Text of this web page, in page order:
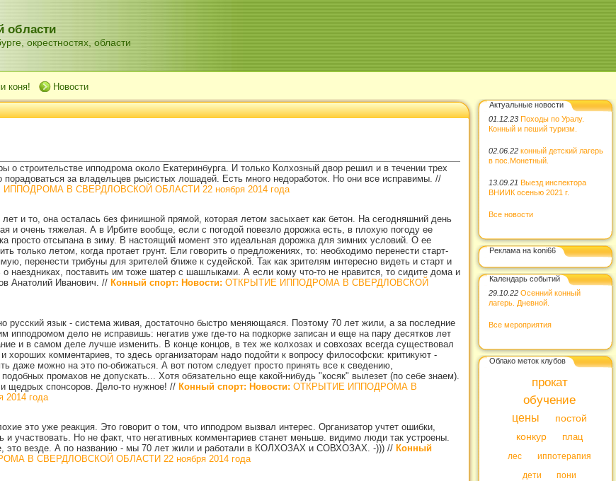
области
окрестностях, области
коня! Новости
о строительстве ипподрома около Екатеринбурга. И только Колхозный двор решил и в течении трех
за владельцев рысистых лошадей. Есть много недоработок. Но они все исправимы. //
В СВЕРДЛОВСКОЙ ОБЛАСТИ 22 ноября 2014 года
и то, она осталась без финишной прямой, которая летом засыхает как бетон. На сегодняшний день
и очень тяжелая. А в Ирбите вообще, если с погодой повезло дорожка есть, в плохую погоду ее
просто отсыпана в зиму. В настоящий момент это идеальная дорожка для зимних условий. О ее
только летом, когда протает грунт. Ели говорить о предложениях, то: необходимо перенести старт-
перенести трибуны для зрителей ближе к судейской. Так как зрителям интересно видеть и старт и
наездниках, поставить им тоже шатер с шашлыками. А если кому что-то не нравится, то сидите дома и
Анатолий Иванович. // Конный спорт: Новости: ОТКРЫТИЕ ИППОДРОМА В СВЕРДЛОВСКОЙ
русский язык - система живая, достаточно быстро меняющаяся. Поэтому 70 лет жили, а за последние
ипподромом дело не исправишь: негатив уже где-то на подкорке записан и еще на пару десятков лет
и в самом деле лучше изменить. В конце концов, в тех же колхозах и совхозах всегда существовал
хороших комментариев, то здесь организаторам надо подойти к вопросу философски: критикуют -
даже можно на это по-обижаться. А вот потом следует просто принять все к сведению,
промахов не допускать... Хотя обязательно еще какой-нибудь "косяк" вылезет (по себе знаем).
щедрых спонсоров. Дело-то нужное! // Конный спорт: Новости: ОТКРЫТИЕ ИППОДРОМА В
года
это уже реакция. Это говорит о том, что ипподром вызвал интерес. Организатор учтет ошибки,
участвовать. Но не факт, что негативных комментариев станет меньше. видимо люди так устроены.
это везде. А по названию - мы 70 лет жили и работали в КОЛХОЗАХ и СОВХОЗАХ. -))) // Конный
В СВЕРДЛОВСКОЙ ОБЛАСТИ 22 ноября 2014 года
Актуальные новости
01.12.23 Походы по Уралу.
Конный и пеший туризм.
02.06.22 конный детский лагерь
в пос.Монетный.
13.09.21 Выезд инспектора
ВНИИК осенью 2021 г.
Все новости
Реклама на koni66
Календарь событий
29.10.22 Осенний конный
лагерь. Дневной.
Все мероприятия
Облако меток клубов
прокат
обучение
цены
постой
конкур
плац
лес
иппотерапия
дети
пони